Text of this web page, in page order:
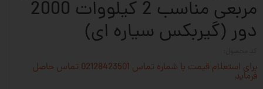
مربعی مناسب 2 کیلووات 2000
دور (گیربکس سیاره ای)
برای استعلام قیمت با شماره تماس 02128423501 تماس حاصل
فرماید